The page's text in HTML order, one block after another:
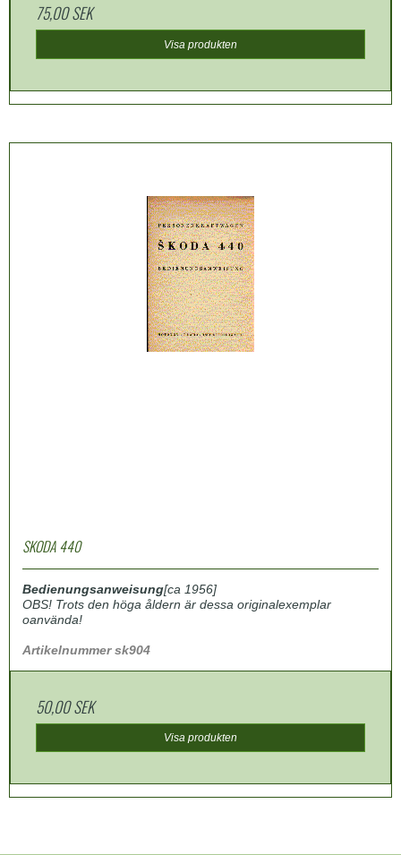
75,00 SEK
Visa produkten
SKODA 440
Bedienungsanweisung[ca 1956]
OBS! Trots den höga åldern är dessa originalexemplar
oanvända!
Artikelnummer sk904
50,00 SEK
Visa produkten